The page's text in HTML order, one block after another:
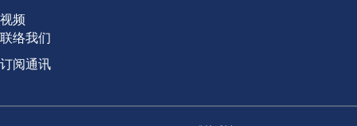
视频
Group 4
联络我们
订阅通讯